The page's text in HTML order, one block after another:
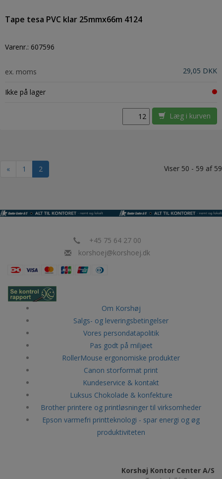
Tape tesa PVC klar 25mmx66m 4124
Varenr.: 607596
ex. moms 29,05 DKK
Ikke på lager
Læg i kurven
Viser 50 - 59 af 59
« 1 2
+45 75 64 27 00
korshoej@korshoej.dk
Om Korshøj
Salgs- og leveringsbetingelser
Vores persondatapolitik
Pas godt på miljøet
RollerMouse ergonomiske produkter
Canon storformat print
Kundeservice & kontakt
Luksus Chokolade & konfekture
Brother printere og printløsninger til virksomheder
Epson varmefri printteknologi - spar energi og øg
produktiviteten
Korshøj Kontor Center A/S